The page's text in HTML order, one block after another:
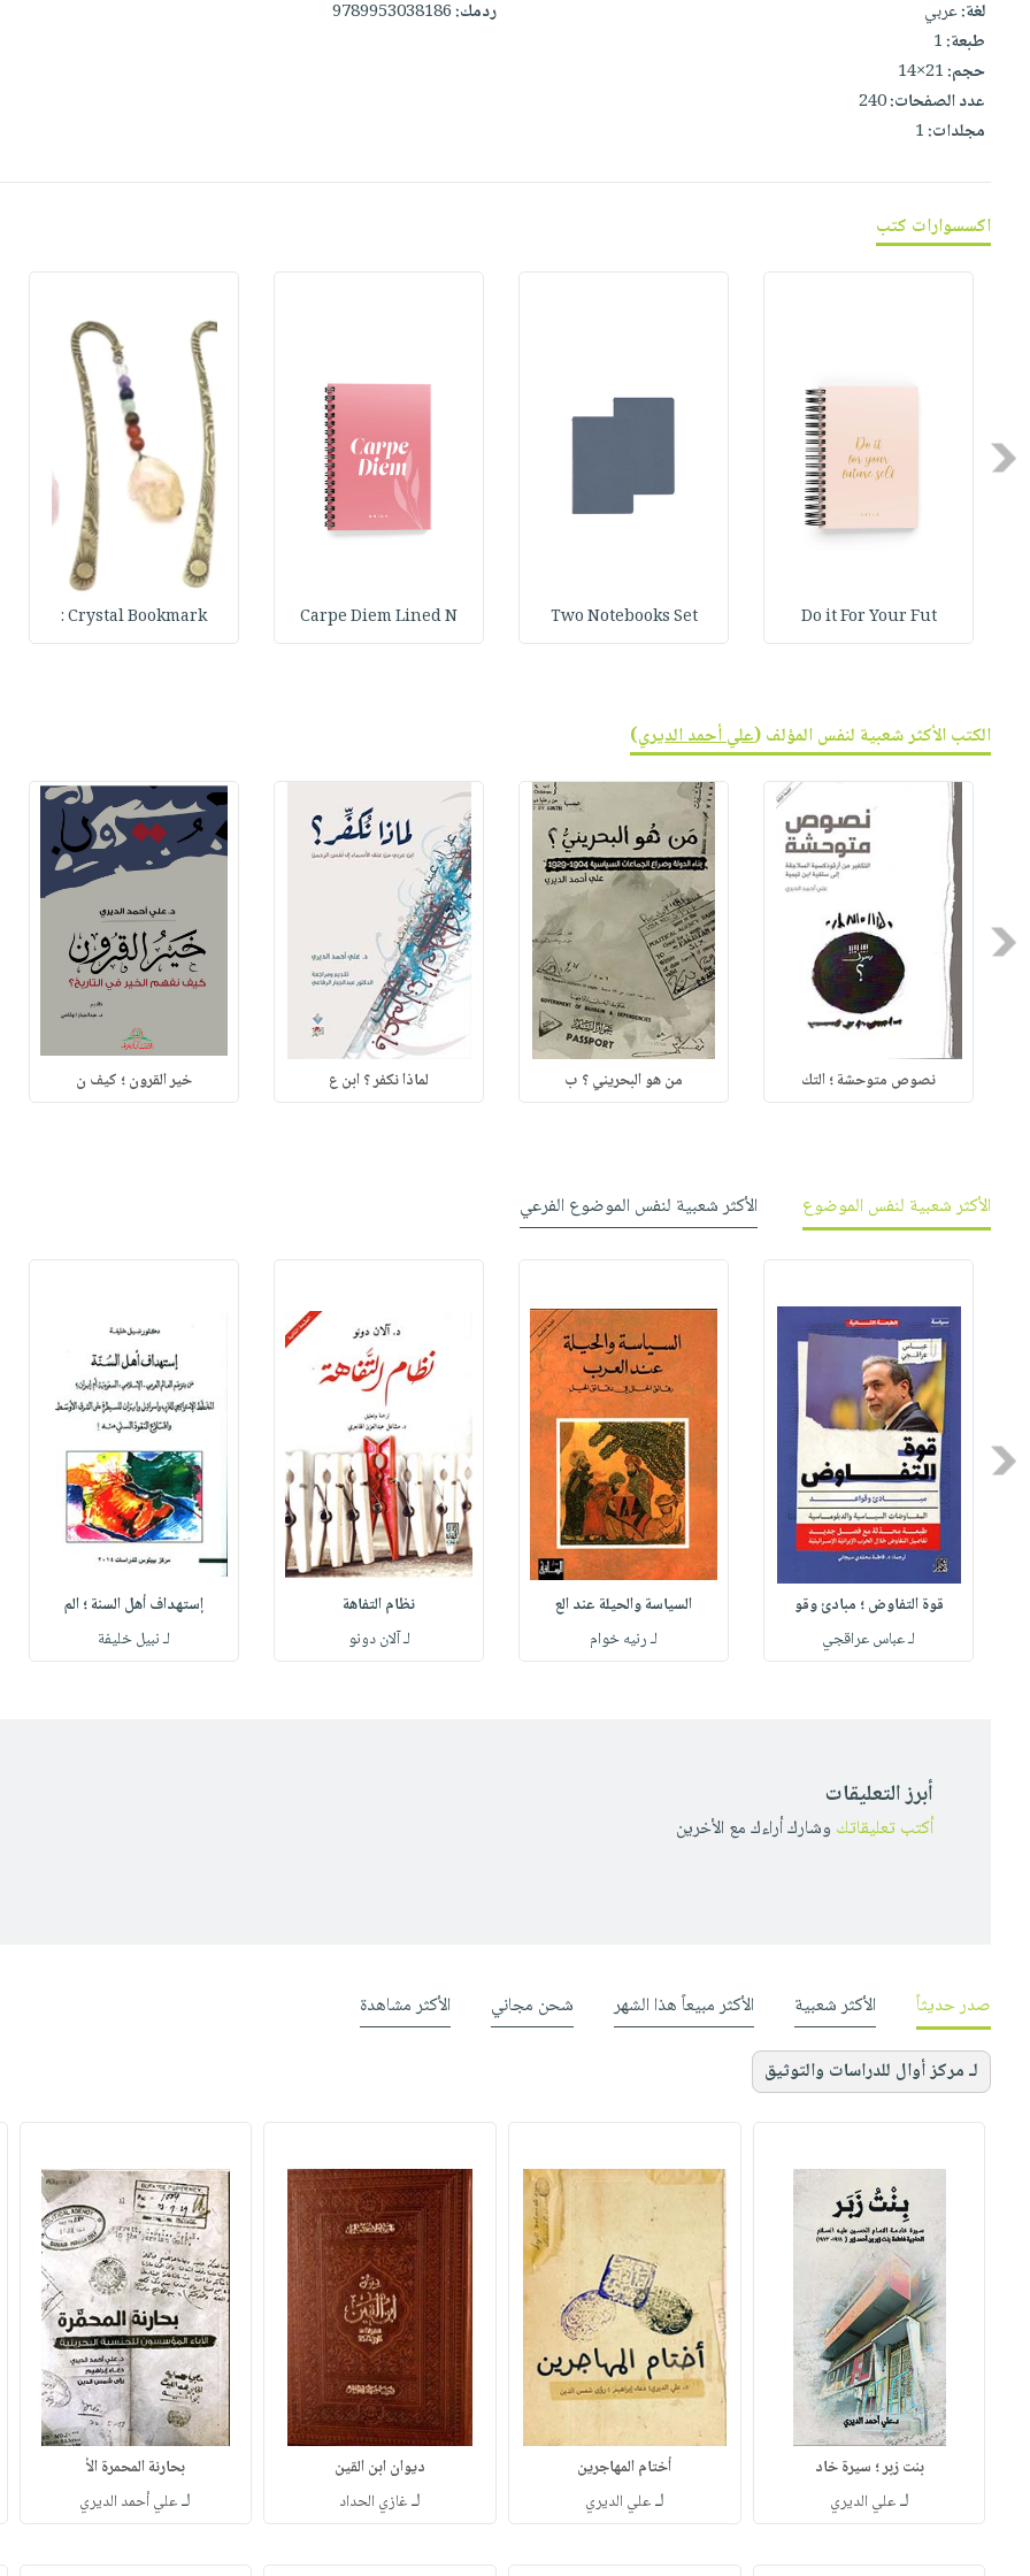
صابون
أطفال
مناسبات
فيديوهات
أسئلة
يتكرر
طرحها
نيل
وفرات
انشر
كتابك
عربة
التسوق
لغة:عربي
طبعة:1
حجم:21×14
عدد الصفحات:240
مجلدات:1
ردمك:9789953038186
اكسسوارات كتب
Previous
Do it For Your Fut
Two Notebooks Set
Carpe Diem Lined N
Crystal Bookmark :
الكتب الأكثر شعبية لنفس المؤلف (علي أحمد الديري)
Previous
نصوص متوحشة ؛ التك من هو البحريني ؟ ب لماذا نكفر ؟ ابن ع خير القرون ؛ كيف ن
الأكثر شعبية لنفس الموضوع الأكثر شعبية لنفس الموضوع الفرعي
Previous
قوة التفاوض ؛ مبادئ وقو
لـ عباس عراقجي
السياسة والحيلة عند الع
لـ رنيه خوام
نظام التفاهة
لـ آلان دونو
إستهداف أهل السنة ؛ الم
لـ نبيل خليفة
أبرز التعليقات
أكتب تعليقاتك وشارك أراءك مع الأخرين
صدر حديثاً الأكثر شعبية الأكثر مبيعاً هذا الشهر شحن مجاني الأكثر مشاهدة
لـ مركز أوال للدراسات والتوثيق
بنت زبر ؛ سيرة خاد
لـعلي الديري
أختام المهاجرين
لـعلي الديري
ديوان ابن القين
لـغازي الحداد
بحارنة المحمرة الأ
لـعلي أحمد الديري